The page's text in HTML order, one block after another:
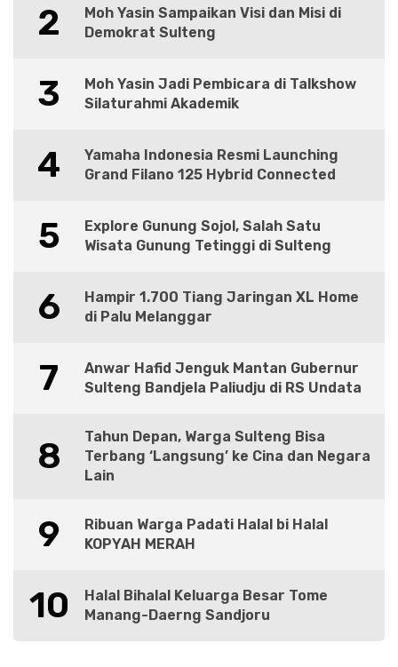
2
Moh Yasin Sampaikan Visi dan Misi di
Demokrat Sulteng
3
Moh Yasin Jadi Pembicara di Talkshow
Silaturahmi Akademik
4
Yamaha Indonesia Resmi Launching
Grand Filano 125 Hybrid Connected
5
Explore Gunung Sojol, Salah Satu
Wisata Gunung Tetinggi di Sulteng
6
Hampir 1.700 Tiang Jaringan XL Home
di Palu Melanggar
7
Anwar Hafid Jenguk Mantan Gubernur
Sulteng Bandjela Paliudju di RS Undata
8
Tahun Depan, Warga Sulteng Bisa
Terbang ‘Langsung’ ke Cina dan Negara
Lain
9
Ribuan Warga Padati Halal bi Halal
KOPYAH MERAH
10
Halal Bihalal Keluarga Besar Tome
Manang-Daerng Sandjoru